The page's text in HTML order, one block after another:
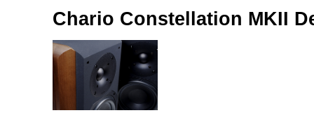
Chario Constellation MKII